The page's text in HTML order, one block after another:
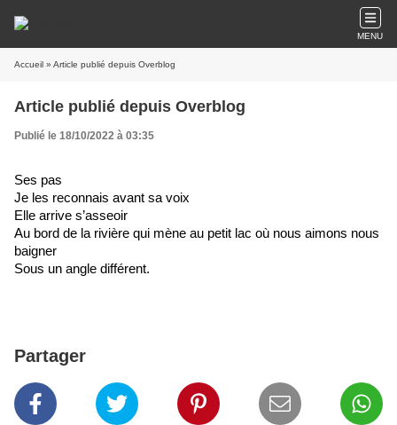
MENU
Accueil » Article publié depuis Overblog
Article publié depuis Overblog
Publié le 18/10/2022 à 03:35
Ses pas
Je les reconnais avant sa voix
Elle arrive s’asseoir
Au bord de la rivière qui mène au petit lac où nous aimons nous
baigner
Sous un angle différent.
Partager